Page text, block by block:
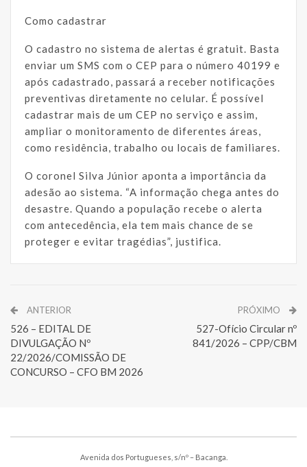
Como cadastrar
O cadastro no sistema de alertas é gratuit. Basta
enviar um SMS com o CEP para o número 40199 e
após cadastrado, passará a receber notificações
preventivas diretamente no celular. É possível
cadastrar mais de um CEP no serviço e assim,
ampliar o monitoramento de diferentes áreas,
como residência, trabalho ou locais de familiares.
O coronel Silva Júnior aponta a importância da
adesão ao sistema. “A informação chega antes do
desastre. Quando a população recebe o alerta
com antecedência, ela tem mais chance de se
proteger e evitar tragédias”, justifica.
ANTERIOR
526 – EDITAL DE
DIVULGAÇÃO Nº
22/2026/COMISSÃO DE
CONCURSO – CFO BM 2026
PRÓXIMO
527-Ofício Circular nº
841/2026 – CPP/CBM
Avenida dos Portugueses, s/nº – Bacanga.